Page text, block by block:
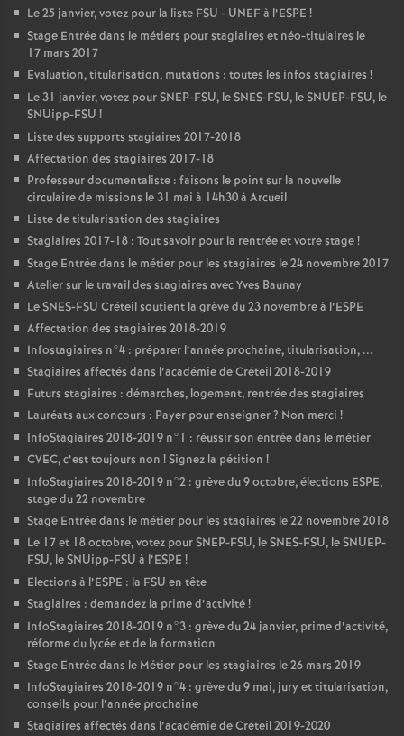
Le 25 janvier, votez pour la liste FSU - UNEFà l’ESPE !
Stage Entrée dans le métiers pour stagiaires et néo-titulaires le
17 mars 2017
Evaluation, titularisation, mutations : toutes les infos stagiaires !
Le 31 janvier, votez pourSNEP-FSU, leSNES-FSU, leSNUEP-FSU, le
SNUipp-FSU !
Liste des supports stagiaires 2017-2018
Affectation des stagiaires 2017-18
Professeur documentaliste : faisons le point sur la nouvelle
circulaire de missions le 31 mai à 14h30 à Arcueil
Liste de titularisation des stagiaires
Stagiaires 2017-18 : Tout savoir pour la rentrée et votre stage!
Stage Entrée dans le métier pour les stagiaires le 24 novembre 2017
Atelier sur le travail des stagiaires avec Yves Baunay
LeSNES-FSU Créteil soutient la grève du 23 novembre à l’ESPE
Affectation des stagiaires 2018-2019
Infostagiaires n°4 : préparer l’année prochaine, titularisation, ...
Stagiaires affectés dans l’académie de Créteil 2018-2019
Futurs stagiaires : démarches, logement, rentrée des stagiaires
Lauréats aux concours : Payer pour enseigner? Non merci !
InfoStagiaires 2018-2019 n°1 : réussir son entrée dans le métier
CVEC, c’est toujours non ! Signez la pétition !
InfoStagiaires 2018-2019 n°2 : grève du 9 octobre, élections ESPE,
stage du 22 novembre
Stage Entrée dans le métier pour les stagiaires le 22 novembre 2018
Le 17 et 18 octobre, votez pourSNEP-FSU, leSNES-FSU, leSNUEP-
FSU, le SNUipp-FSU à l’ESPE !
Elections à l’ESPE : la FSU en tête
Stagiaires : demandez la prime d’activité!
InfoStagiaires 2018-2019 n°3 : grève du 24 janvier, prime d’activité,
réforme du lycée et de la formation
Stage Entrée dans le Métier pour les stagiaires le 26 mars 2019
InfoStagiaires 2018-2019 n°4 : grève du 9 mai, jury et titularisation,
conseils pour l’année prochaine
Stagiaires affectés dans l’académie de Créteil 2019-2020